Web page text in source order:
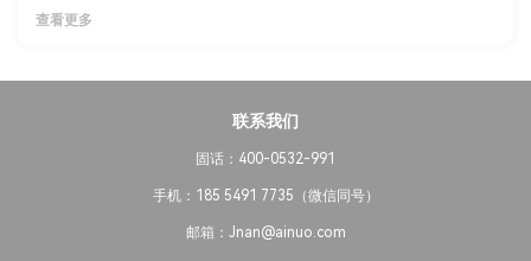
查看更多
联系我们
固话：400-0532-991
手机：185 5491 7735（微信同号）
邮箱：Jnan@ainuo.com